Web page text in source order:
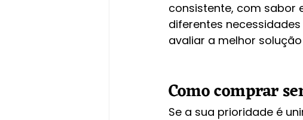
consistente, com sabor e
diferentes
avaliar a melhor
Como comprar
Se a sua prioridade é